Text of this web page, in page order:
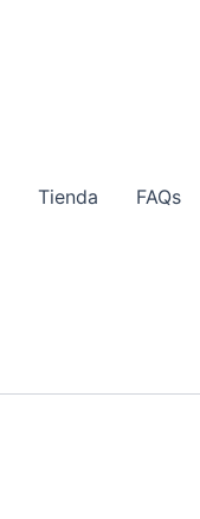
Tienda FAQs